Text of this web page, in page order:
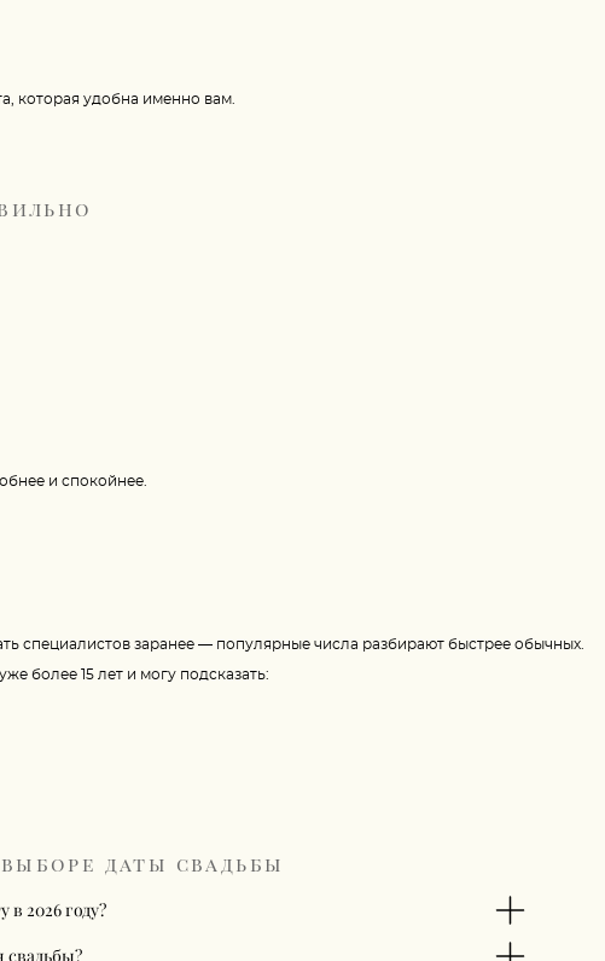
которая удобна именно вам.
и спокойнее.
специалистов заранее — популярные числа разбирают быстрее обычных.
более 15 лет и могу подсказать:
даты свадьбы
в 2026 году?